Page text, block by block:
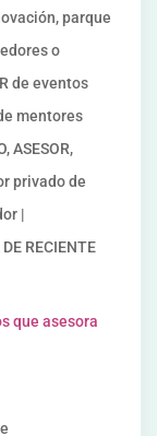
parque
o
de eventos
mentores
ASESOR,
privado de
|
RECIENTE
que asesora